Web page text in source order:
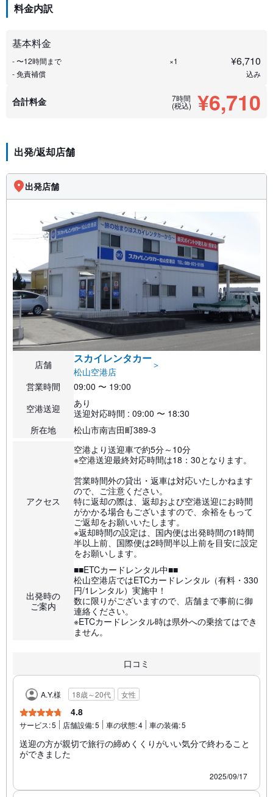
料金内訳
基本料金
- 〜12時間まで ×1 ¥6,710
- 免責補償 込み
合計料金 7時間
(税込) ¥6,710
出発/返却店舗
出発店舗
店舗 スカイレンタカー
松山空港店
＞
営業時間
09:00 〜 19:00
空港送迎
あり
送迎対応時間 : 09:00 〜 18:30
所在地
松山市南吉田町389-3
アクセス
空港より送迎車で約5分～10分
※空港送迎最終対応時間は18：30となります。
営業時間外の貸出・返車は対応いたしかねます
ので、ご注意ください。
特に返却の際は、返却および空港送迎にお時間
がかかる場合もございますので、余裕をもって
ご返却をお願いいたします。
※返却時間の設定は、国内便は出発時間の1時間
半以上前、国際便は2時間半以上前を目安に設定
をお願いします。
出発時の
ご案内
■■ETCカードレンタル中■■
松山空港店ではETCカードレンタル（有料・330
円/1レンタル）実施中！
数に限りがございますので、店舗まで事前に御
連絡ください。
※ETCカードレンタル時は県外への乗捨てはでき
ません。
口コミ
A.Y.様 18歳～20代 女性
4.8
サービス:5 店舗設備:5 車の状態:4 車の装備:5
送迎の方が親切で旅行の締めくくりがいい気分で終わること
ができました
2025/09/17